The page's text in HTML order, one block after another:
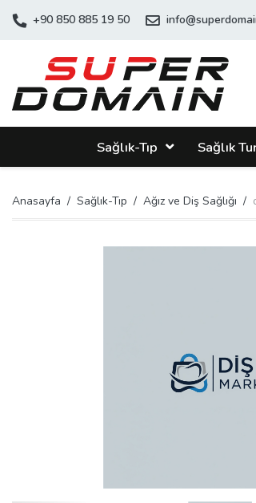
+90 850 885 19 50
Sağlık-Tıp Sağlık
Anasayfa Sağlık-Tıp Ağız ve Diş Sağlığı